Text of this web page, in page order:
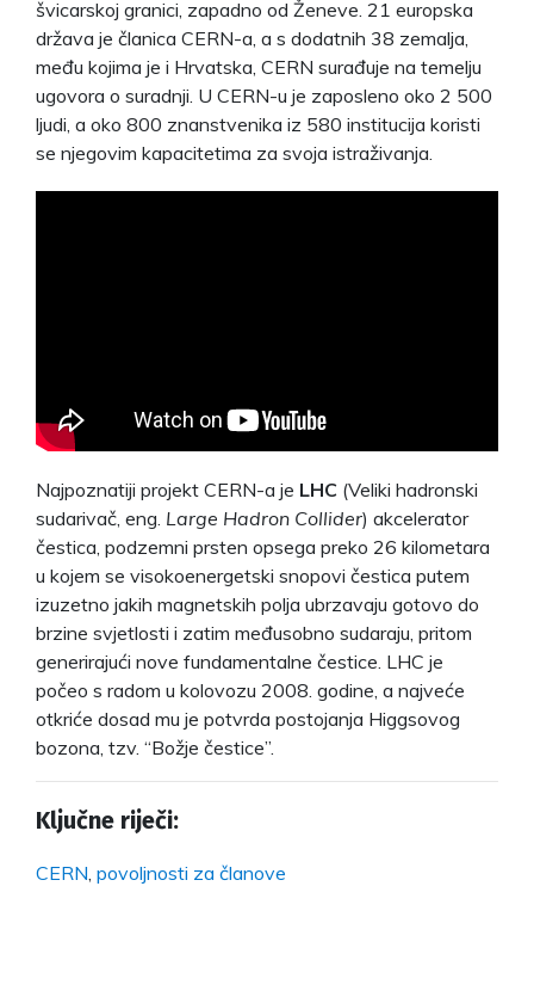
švicarskoj granici, zapadno od Ženeve. 21 europska
država je članica CERN-a, a s dodatnih 38 zemalja,
među kojima je i Hrvatska, CERN surađuje na temelju
ugovora o suradnji. U CERN-u je zaposleno oko 2 500
ljudi, a oko 800 znanstvenika iz 580 institucija koristi
se njegovim kapacitetima za svoja istraživanja.
Najpoznatiji projekt CERN-a je LHC (Veliki hadronski
sudarivač, eng. Large Hadron Collider) akcelerator
čestica, podzemni prsten opsega preko 26 kilometara
u kojem se visokoenergetski snopovi čestica putem
izuzetno jakih magnetskih polja ubrzavaju gotovo do
brzine svjetlosti i zatim međusobno sudaraju, pritom
generirajući nove fundamentalne čestice. LHC je
počeo s radom u kolovozu 2008. godine, a najveće
otkriće dosad mu je potvrda postojanja Higgsovog
bozona, tzv. “Božje čestice”.
Ključne riječi:
CERN povoljnosti za članove